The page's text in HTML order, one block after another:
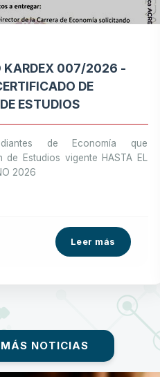
KARDEX 007/2026 -
DE
ESTUDIOS
de Economía que
de Estudios vigente HASTA EL
2026
Leer más
NOTICIAS